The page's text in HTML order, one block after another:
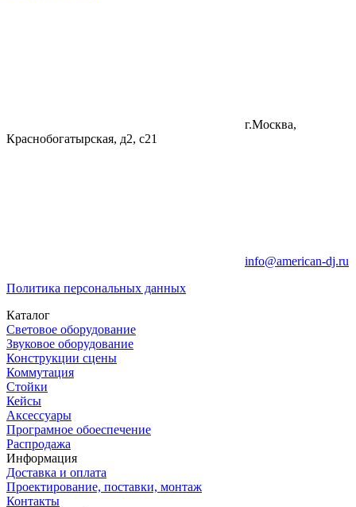
г.Москва,
Краснобогатырская, д2, с21
info@american-dj.ru
Политика персональных данных
Каталог
Световое оборудование
Звуковое оборудование
Конструкции сцены
Коммутация
Стойки
Кейсы
Аксессуары
Програмное обоеспечение
Распродажа
Информация
Доставка и оплата
Проектирование, поставки, монтаж
Контакты